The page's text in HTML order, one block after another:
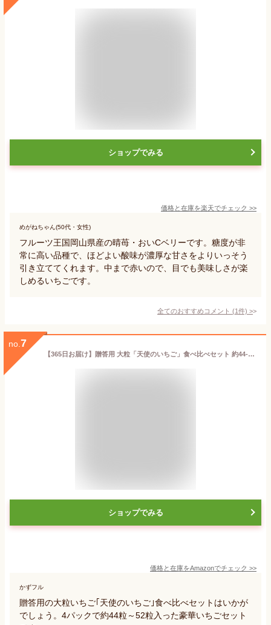
ショップでみる
価格と在庫を楽天でチェック >>
めがねちゃん(50代・女性)
フルーツ王国岡山県産の晴苺・おいCベリーです。糖度が非
常に高い品種で、ほどよい酸味が濃厚な甘さをよりいっそう
引き立ててくれます。中まで赤いので、目でも美味しさが楽
しめるいちごです。
全てのおすすめコメント (1件) >
no. 7
【365日お届け】贈答用 大粒「天使のいちご」食べ比べセット 約44-52粒（4パック） 天使のいちご & 豪華赤いちごセット 化粧箱 朝採りを農園から直接【クロネコで】 ギフト お祝い プレゼント 【石和いちご館 青柳】Strawberry ia
ショップでみる
価格と在庫をAmazonでチェック >>
かずフル
贈答用の大粒いちご｢天使のいちご｣食べ比べセットはいかが
でしょう。4パックで約44粒～52粒入った豪華いちごセット